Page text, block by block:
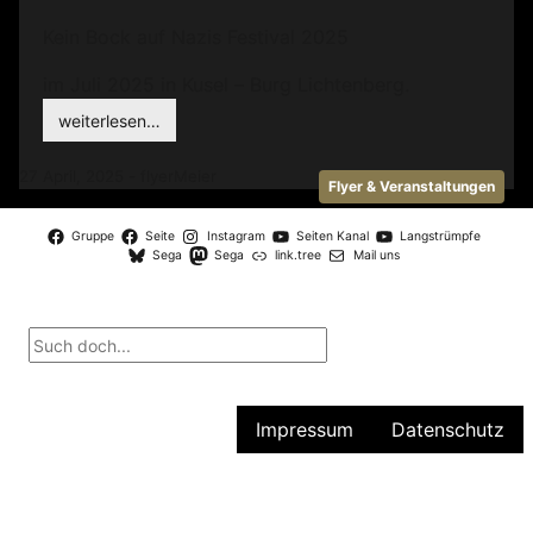
weiterlesen…
Flyer & Veranstaltungen
Gruppe Seite Instagram Seiten Kanal
Langstrümpfe
Sega
Sega link.tree Mail uns
Impressum Datenschutz